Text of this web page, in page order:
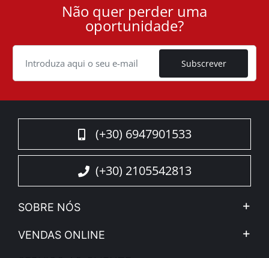
Cookie
Não quer perder uma
oportunidade?
Subscrever
(+30) 6947901533
(+30) 2105542813
SOBRE NÓS
A Companhia
VENDAS ONLINE